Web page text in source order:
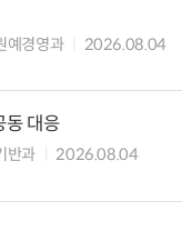
예경영과
2026.08.04
동 대응
반과
2026.08.04